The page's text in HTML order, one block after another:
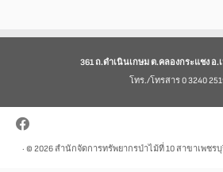
361 ถ.ดำเนินเกษม ต.คลองกระแชง อ.
โทร./โทรสาร 0 3240
· © 2026สำนักจัดการทรัพยากรป่าไม้ที่ 10 สาขาเพชรบุ